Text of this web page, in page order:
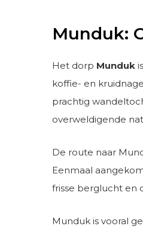
Munduk:
Het dorp Munduk
koffie- en
prachtig
overweldigende
De route naar
Eenmaal
frisse berglucht en
Munduk is vooral